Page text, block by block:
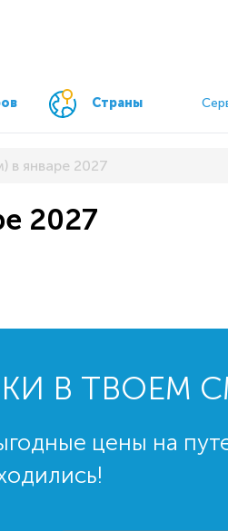
Страны
в январе 2027
2027
В ТВОЕМ
цены на